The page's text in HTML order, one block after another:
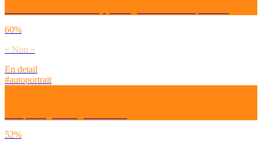
60%
« Non »
En detail
#autoportrait
52%